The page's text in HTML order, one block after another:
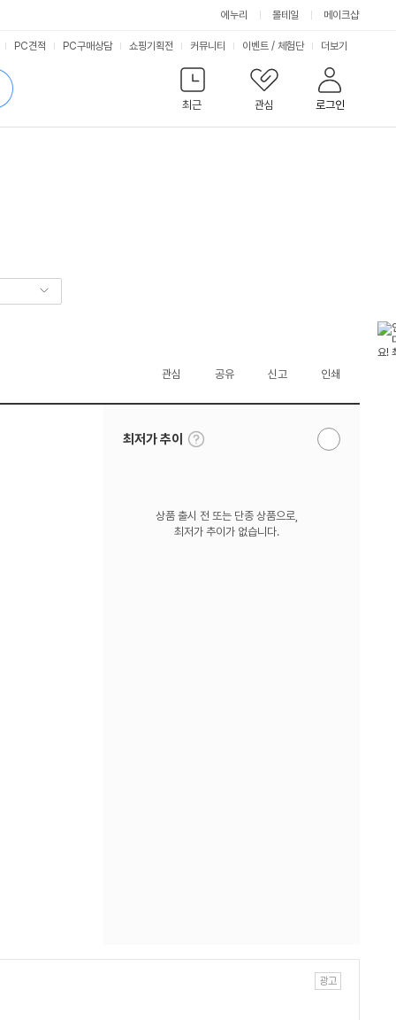
에누리 몰테일 메이크샵
최근
관심 로그인
PC견적 PC구매상담 쇼핑기획전 커뮤니티 이벤트 / 체험단 서
비
스
더보기
관심 공유 신고 인쇄
최저가 추이
툴
팁
알
상품 출시 전 또는 단종 상품으로,
최저가 추이가 없습니다.